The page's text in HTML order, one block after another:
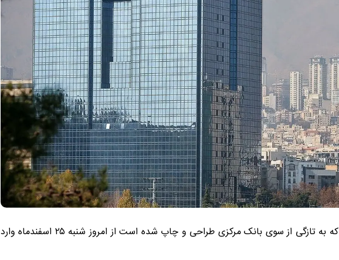
ایران چک ۲۰۰ هزار تومانی جدید که به تازگی از سوی بانک مرکزی طراحی و چاپ شده است از امروز شنبه ۲۵ اسفندماه وارد